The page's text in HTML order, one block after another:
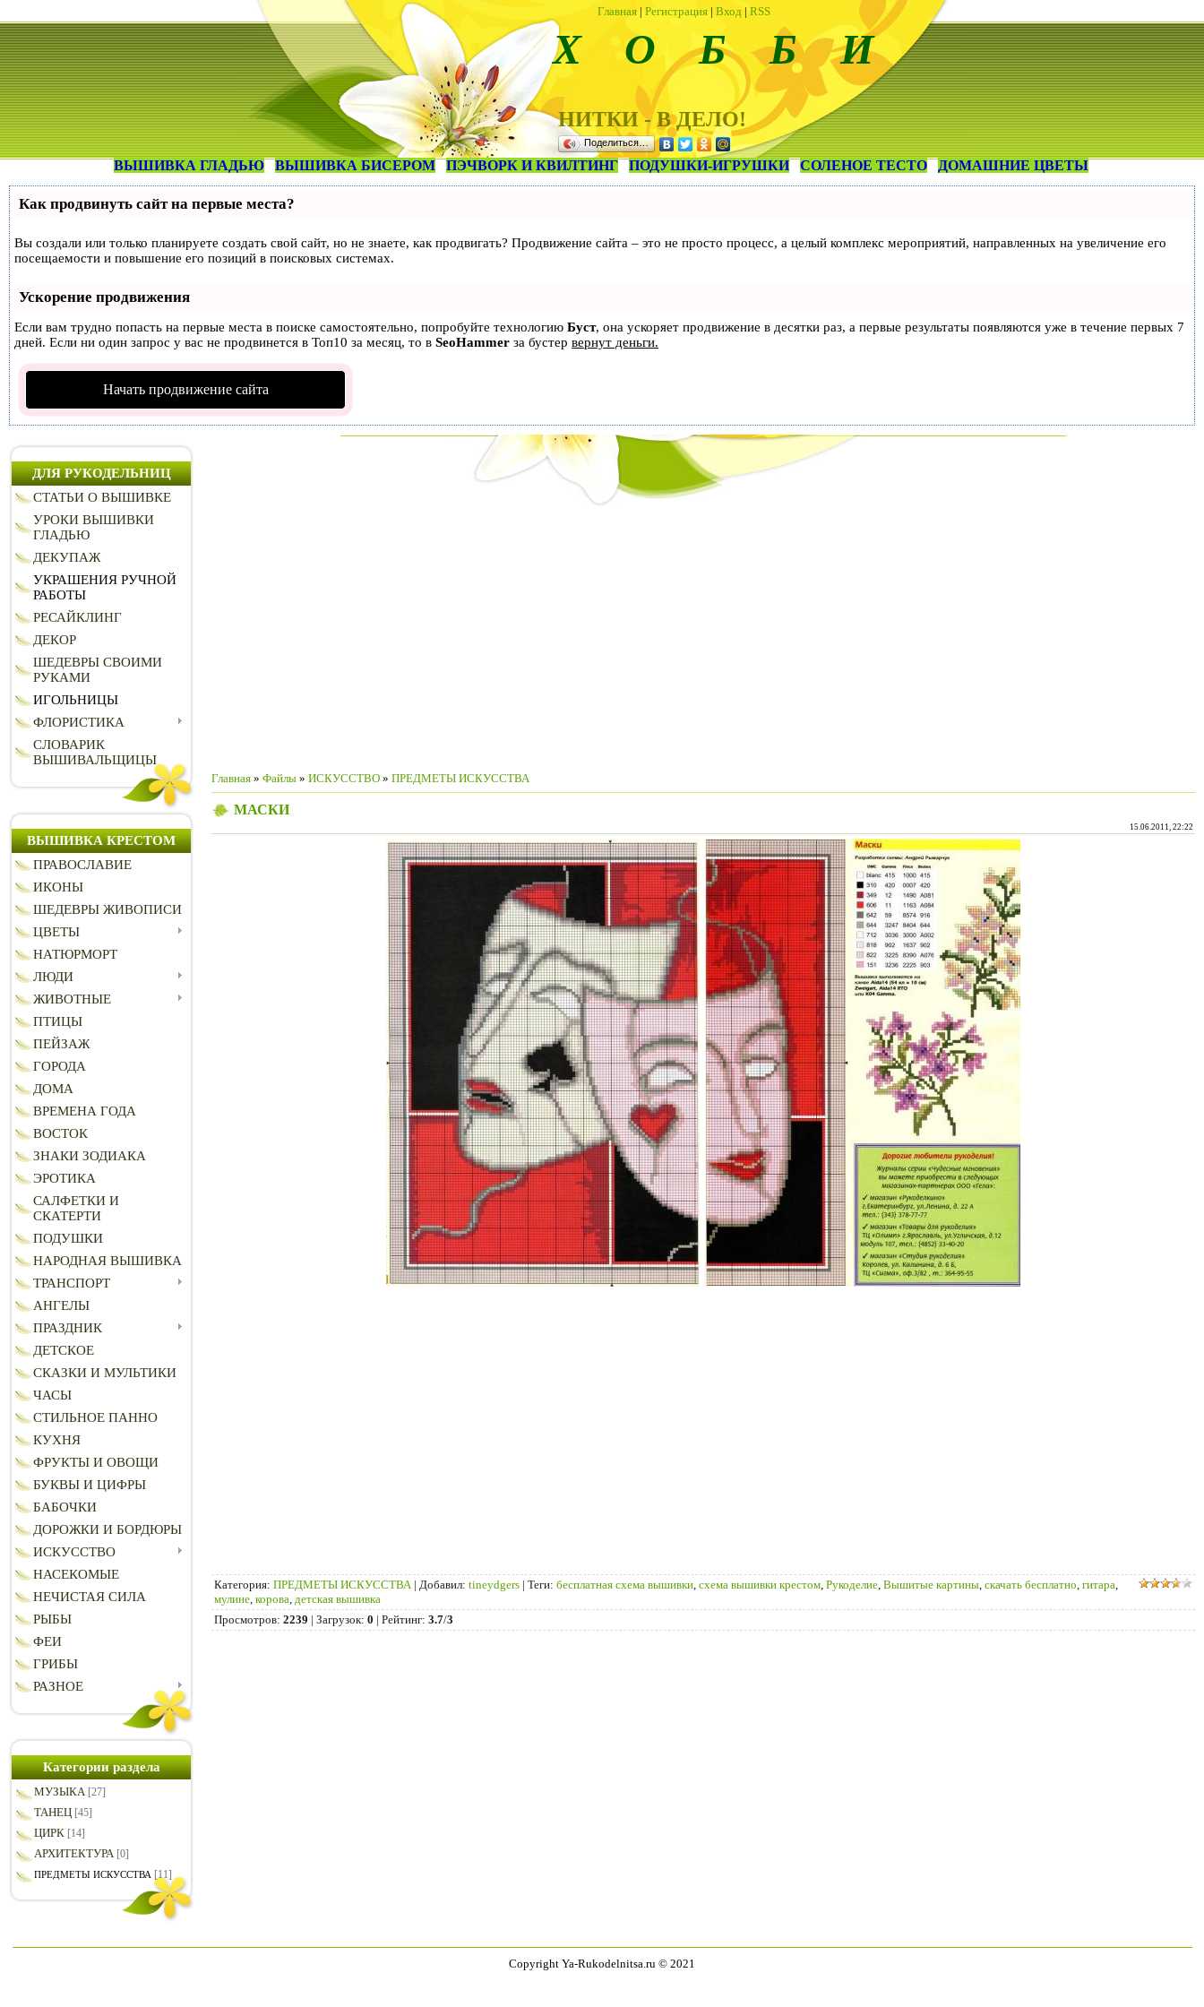
Главная | Регистрация | Вход | RSS
Х О Б Б И
НИТКИ - В ДЕЛО!
Поделиться…
ВЫШИВКА ГЛАДЬЮ ВЫШИВКА БИСЕРОМ ПЭЧВОРК И КВИЛТИНГ ПОДУШКИ-ИГРУШКИ СОЛЕНОЕ ТЕСТО ДОМАШНИЕ ЦВЕТЫ
Как продвинуть сайт на первые места?
Вы создали или только планируете создать свой сайт, но не знаете, как продвигать? Продвижение сайта – это не просто процесс, а целый комплекс мероприятий, направленных на увеличение его
посещаемости и повышение его позиций в поисковых системах.
Ускорение продвижения
Если вам трудно попасть на первые места в поиске самостоятельно, попробуйте технологию Буст, она ускоряет продвижение в десятки раз, а первые результаты появляются уже в течение первых 7
дней. Если ни один запрос у вас не продвинется в Топ10 за месяц, то в SeoHammer за бустер вернут деньги.
Начать продвижение сайта
ДЛЯ РУКОДЕЛЬНИЦ
СТАТЬИ О ВЫШИВКЕ
УРОКИ ВЫШИВКИ
ГЛАДЬЮ
ДЕКУПАЖ
УКРАШЕНИЯ РУЧНОЙ
РАБОТЫ
РЕСАЙКЛИНГ
ДЕКОР
ШЕДЕВРЫ СВОИМИ
РУКАМИ
ИГОЛЬНИЦЫ
ФЛОРИСТИКА
СЛОВАРИК
ВЫШИВАЛЬЩИЦЫ
ВЫШИВКА КРЕСТОМ
ПРАВОСЛАВИЕ
ИКОНЫ
ШЕДЕВРЫ ЖИВОПИСИ
ЦВЕТЫ
НАТЮРМОРТ
ЛЮДИ
ЖИВОТНЫЕ
ПТИЦЫ
ПЕЙЗАЖ
ГОРОДА
ДОМА
ВРЕМЕНА ГОДА
ВОСТОК
ЗНАКИ ЗОДИАКА
ЭРОТИКА
САЛФЕТКИ И
СКАТЕРТИ
ПОДУШКИ
НАРОДНАЯ ВЫШИВКА
ТРАНСПОРТ
АНГЕЛЫ
ПРАЗДНИК
ДЕТСКОЕ
СКАЗКИ И МУЛЬТИКИ
ЧАСЫ
СТИЛЬНОЕ ПАННО
КУХНЯ
ФРУКТЫ И ОВОЩИ
БУКВЫ И ЦИФРЫ
БАБОЧКИ
ДОРОЖКИ И БОРДЮРЫ
ИСКУССТВО
НАСЕКОМЫЕ
НЕЧИСТАЯ СИЛА
РЫБЫ
ФЕИ
ГРИБЫ
РАЗНОЕ
Категории раздела
МУЗЫКА [27]
ТАНЕЦ [45]
ЦИРК [14]
АРХИТЕКТУРА [0]
ПРЕДМЕТЫ ИСКУССТВА [11]
Главная » Файлы » ИСКУССТВО » ПРЕДМЕТЫ ИСКУССТВА
МАСКИ
15.06.2011, 22:22
Категория: ПРЕДМЕТЫ ИСКУССТВА | Добавил: tineydgers | Теги: бесплатная схема вышивки схема вышивки крестом Рукоделие Вышитые картины скачать бесплатно гитара
мулине корова детская вышивка
Просмотров: 2239 | Загрузок: 0 | Рейтинг: 3.7/3
Copyright Ya-Rukodelnitsa.ru © 2021